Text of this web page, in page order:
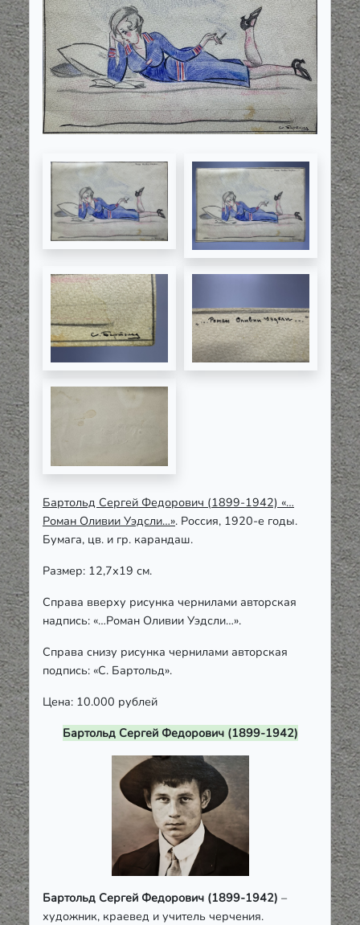
Бартольд Сергей Федорович (1899-1942) «…
Роман Оливии Уэдсли…». Россия, 1920-е годы.
Бумага, цв. и гр. карандаш.
Размер: 12,7х19 см.
Справа вверху рисунка чернилами авторская
надпись: «…Роман Оливии Уэдсли…».
Справа снизу рисунка чернилами авторская
подпись: «С. Бартольд».
Цена: 10.000 рублей
Бартольд Сергей Федорович (1899-1942)
Бартольд Сергей Федорович (1899-1942) –
художник, краевед и учитель черчения.